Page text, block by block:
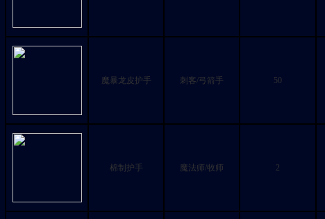
魔暴龙皮护手 刺客/弓箭手 50
棉制护手 魔法师/牧师 2